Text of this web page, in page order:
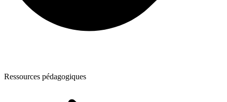
Ressources pédagogiques